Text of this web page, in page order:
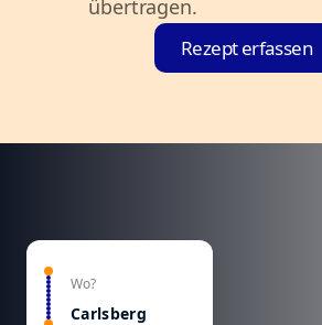
übertragen.
Rezept erfassen
Wo?
Carlsberg